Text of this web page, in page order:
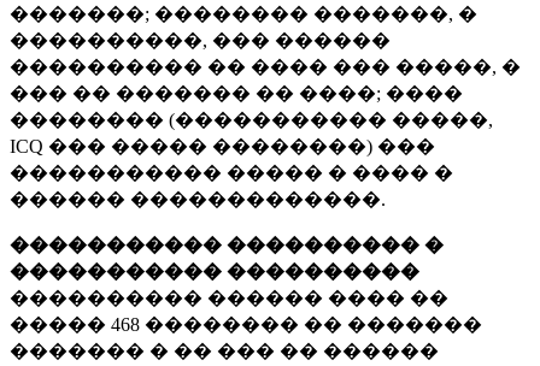
�������; �������� �������, �
����������, ��� ������
���������� �� ���� ��� �����, �
��� �� ������� �� ����; ����
�������� (����������� �����,
ICQ ��� ����� ��������) ���
����������� ����� � ���� �
������ �������������.
����������� ���������� �
����������� ����������
���������� ������ ���� ��
����� 468 �������� �� �������
������� � �� ��� �� ������